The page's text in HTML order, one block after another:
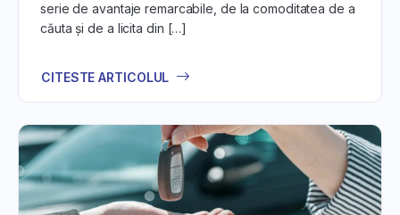
serie de avantaje remarcabile, de la comoditatea de a
căuta și de a licita din […]
CITESTE ARTICOLUL